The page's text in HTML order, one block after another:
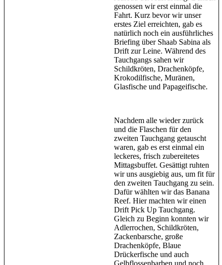
genossen wir erst einmal die
Fahrt. Kurz bevor wir unser
erstes Ziel erreichten, gab es
natürlich noch ein ausführliches
Briefing über Shaab Sabina als
Drift zur Leine. Während des
Tauchgangs sahen wir
Schildkröten, Drachenköpfe,
Krokodilfische, Muränen,
Glasfische und Papageifische.
Nachdem alle wieder zurück
und die Flaschen für den
zweiten Tauchgang getauscht
waren, gab es erst einmal ein
leckeres, frisch zubereitetes
Mittagsbuffet. Gesättigt ruhten
wir uns ausgiebig aus, um fit für
den zweiten Tauchgang zu sein.
Dafür wählten wir das Banana
Reef. Hier machten wir einen
Drift Pick Up Tauchgang.
Gleich zu Beginn konnten wir
Adlerrochen, Schildkröten,
Zackenbarsche, große
Drachenköpfe, Blaue
Drückerfische und auch
Gelbflossenbarben und noch